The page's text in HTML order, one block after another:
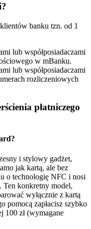
banku tzn. od 1
lub współposiadaczami
w mBanku.
lub współposiadaczami
rozliczeniowych
płatniczego
i stylowy gadżet,
jak kartą, ale bez
o technologię NFC i nosi
Ten konkretny model,
wyłącznie z kartą
pomocą zapłacisz szybko
100 zł (wymagane